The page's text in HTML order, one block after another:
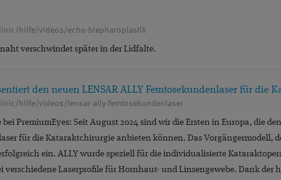
MEDIKAMENTENINJEKTIONEN
NETZHAUT OCT
CHIRURGIE SEHFEHLER SMILE®
hilfe/videos/echo-blepharoplastik
verschwindet später in der Lidfalte.
den neuen LENSAR ALLY Femtosekundenlaser für die
hilfe/videos/lensar-ally-femtosekundenlaser
PremiumEyes: Seit August 2024 sind wir die Ersten in Europa, die
für die Kataraktchirurgie anbieten können. Das Vorgängermodell,
ein. ALLY wurde speziell für die individualisierte
verschiedene Laserprofile für Hornhaut- und Linsengewebe. Dank der